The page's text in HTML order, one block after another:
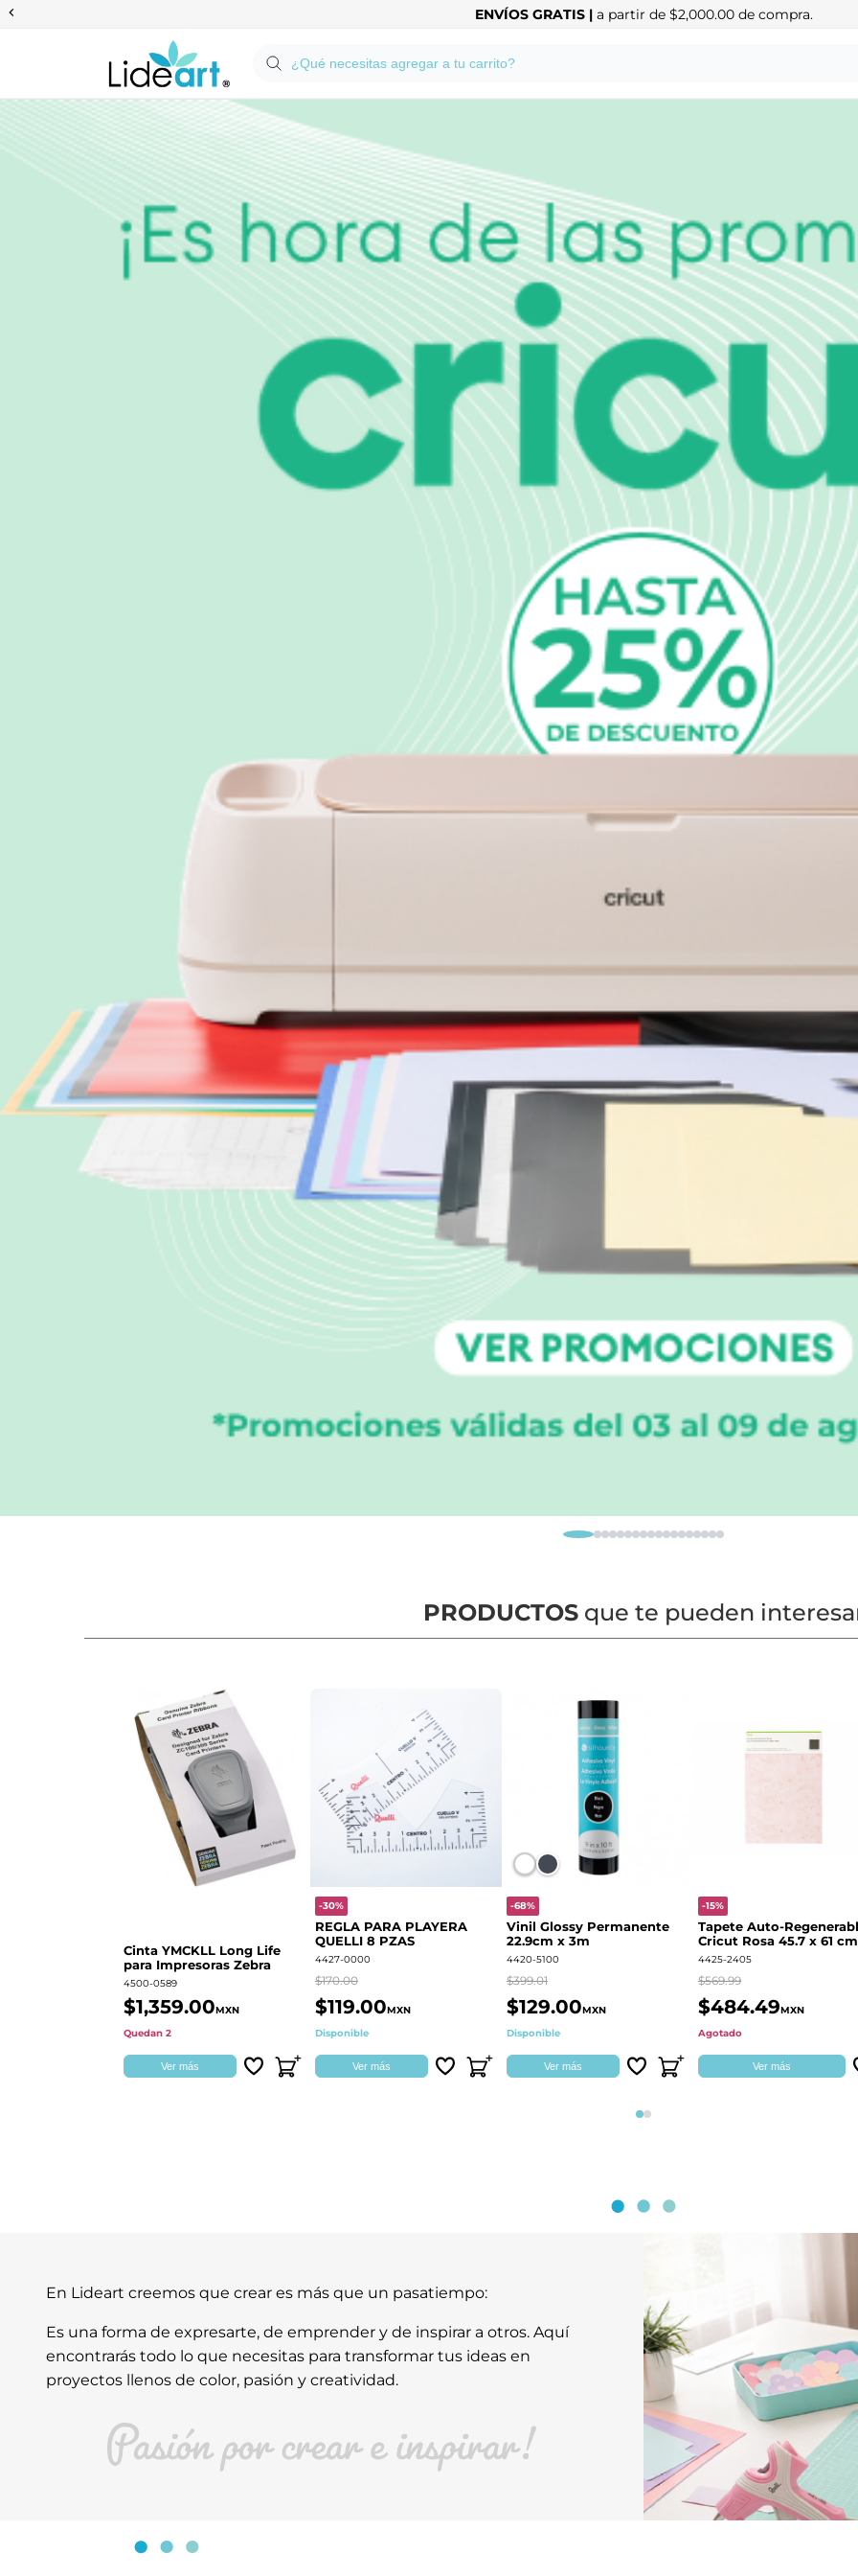
Anterior ENVÍOS GRATIS | a partir de $2,000.00 de compra.
PRODUCTOSque te pueden
Cinta YMCKLL Long Life
para Impresoras Zebra
4500-0589
$1,359.00MXN
Quedan 2
Ver más
-30%
REGLA PARA PLAYERA
QUELLI 8 PZAS
4427-0000
$170.00
$119.00MXN
Disponible
Ver más
-68%
Vinil Glossy Permanente
22.9cm x 3m
4420-5100
$399.01
$129.00MXN
Disponible
Ver más
-15%
Tapete Auto-
Cricut Rosa 45.7 x 61 cm
2004713
4425-2405
$569.99
$484.49MXN
Agotado
Ver más
Página 1
Página 2
En Lideart creemos que crear es más que un pasatiempo:
Es una forma de expresarte, de emprender y de inspirar a otros. Aquí
encontrarás todo lo que necesitas para transformar tus ideas en
proyectos llenos de color, pasión y creatividad.